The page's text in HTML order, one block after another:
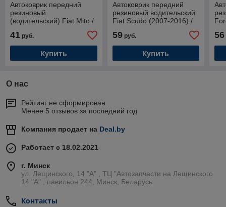
Автоковрик передний
резиновый
(водительский) Fiat Mito /
Grande Punto / Punto Evo
/ Фиат Гранде Пунто (06-
12)
41 руб.
Купить
Автоковрик передний
резиновый водительский
Fiat Scudo (2007-2016) /
59руб.
Купить
56
О нас
Рейтинг не сформирован
Менее 5 отзывов за последний год
Компания продает на Deal.by
Работает с 18.02.2021
г. Минск
ул. Лещинского, 14 "А" , ТЦ "Автозапчасти на Лещинcкого
14 "A" , павильон 244, Минск, Беларусь
Контакты